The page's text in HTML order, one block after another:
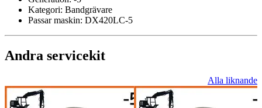
Kategori: Bandgrävare
Passar maskin: DX420LC-5
Andra servicekit
Alla liknande